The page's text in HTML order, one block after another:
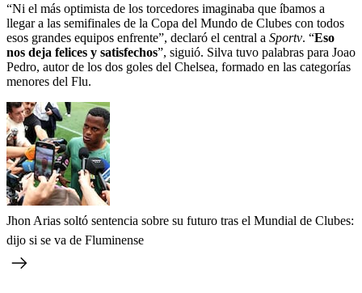
“Ni el más optimista de los torcedores imaginaba que íbamos a
llegar a las semifinales de la Copa del Mundo de Clubes con todos
esos grandes equipos enfrente”, declaró el central a Sportv. “Eso
nos deja felices y satisfechos”, siguió. Silva tuvo palabras para Joao
Pedro, autor de los dos goles del Chelsea, formado en las categorías
menores del Flu.
Jhon Arias soltó sentencia sobre su futuro tras el Mundial de Clubes:
dijo si se va de Fluminense